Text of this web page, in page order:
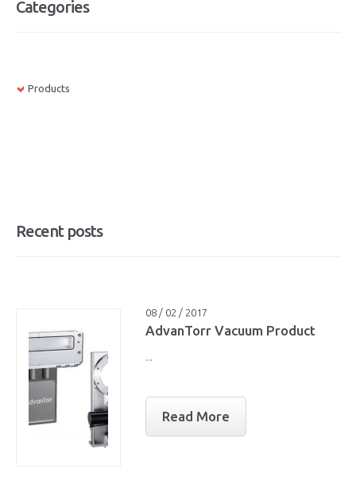
Categories
Products
Recent posts
08 / 02 / 2017
AdvanTorr Vacuum Product
...
Read More